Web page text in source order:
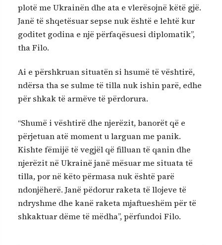
plotë me Ukrainën dhe ata e vlerësojnë këtë gjë.
Janë të shqetësuar sepse nuk është e lehtë kur
goditet godina e një përfaqësuesi diplomatik”,
tha Filo.
Ai e përshkruan situatën si hsumë të vështirë,
ndërsa tha se sulme të tilla nuk ishin parë, edhe
për shkak të armëve të përdorura.
“Shumë i vështirë dhe njerëzit, banorët që e
përjetuan atë moment u larguan me panik.
Kishte fëmijë të vegjël që filluan të qanin dhe
njerëzit në Ukrainë janë mësuar me situata të
tilla, por në këto përmasa nuk është parë
ndonjëherë. Janë pëdorur raketa të llojeve të
ndryshme dhe kanë raketa mjaftueshëm për të
shkaktuar dëme të mëdha”, përfundoi Filo.